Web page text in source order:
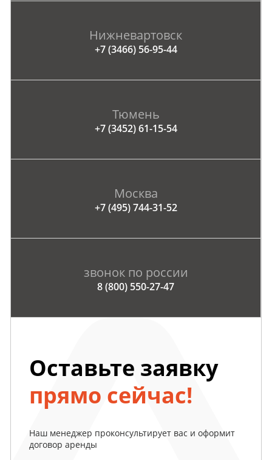
Нижневартовск
+7 (3466) 56-95-44
Тюмень
+7 (3452) 61-15-54
Москва
+7 (495) 744-31-52
звонок по россии
8 (800) 550-27-47
Оставьте заявку
прямо сейчас!
Наш менеджер проконсультирует вас и оформит
договор аренды